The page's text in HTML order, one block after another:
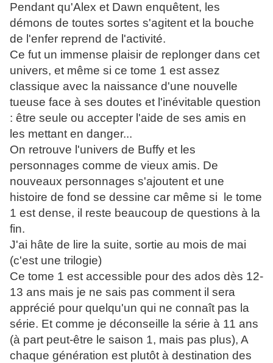
Pendant qu'Alex et Dawn enquêtent, les
démons de toutes sortes s'agitent et la bouche
de l'enfer reprend de l'activité.
Ce fut un immense plaisir de replonger dans cet
univers, et même si ce tome 1 est assez
classique avec la naissance d'une nouvelle
tueuse face à ses doutes et l'inévitable question
: être seule ou accepter l'aide de ses amis en
les mettant en danger...
On retrouve l'univers de Buffy et les
personnages comme de vieux amis. De
nouveaux personnages s'ajoutent et une
histoire de fond se dessine car même si le tome
1 est dense, il reste beaucoup de questions à la
fin.
J'ai hâte de lire la suite, sortie au mois de mai
(c'est une trilogie)
Ce tome 1 est accessible pour des ados dès 12-
13 ans mais je ne sais pas comment il sera
apprécié pour quelqu'un qui ne connaît pas la
série. Et comme je déconseille la série à 11 ans
(à part peut-être le saison 1, mais pas plus), A
chaque génération est plutôt à destination des